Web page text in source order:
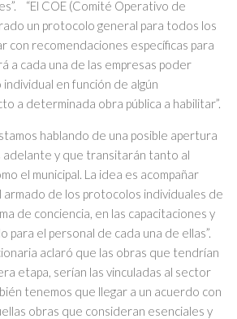
“El COE (Comité Operativo de
un protocolo general para todos los
con recomendaciones específicas para
a cada una de las empresas poder
en función de algún
a determinada obra pública a habilitar”.
hablando de una posible apertura
adelante y que transitarán tanto al
el municipal. La idea es acompañar
de los protocolos individuales de
de conciencia, en las capacitaciones y
para el personal de cada una de ellas”.
aclaró que las obras que tendrían
etapa, serían las vinculadas al sector
tenemos que llegar a un acuerdo con
obras que consideran esenciales y